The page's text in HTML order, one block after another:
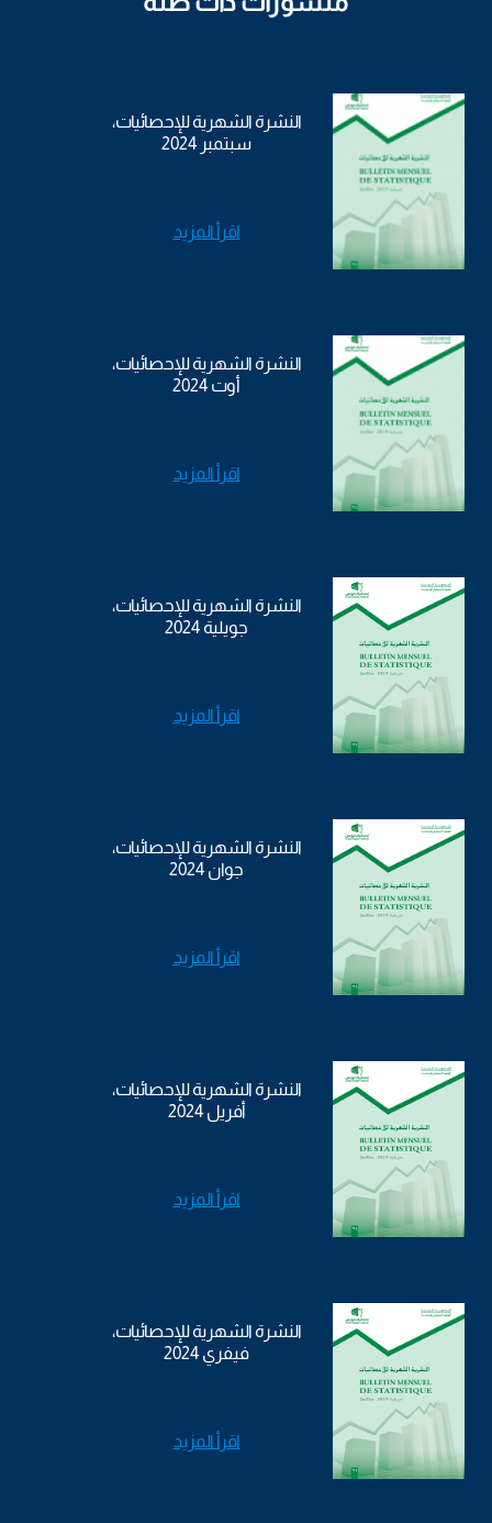
النشرة الشهرية للإحصائيات،
سبتمبر 2024
اقرأ المزيد
النشرة الشهرية للإحصائيات،
أوت 2024
اقرأ المزيد
النشرة الشهرية للإحصائيات،
جويلية 2024
اقرأ المزيد
النشرة الشهرية للإحصائيات،
جوان 2024
اقرأ المزيد
النشرة الشهرية للإحصائيات،
أفريل 2024
اقرأ المزيد
النشرة الشهرية للإحصائيات،
فيفري 2024
اقرأ المزيد